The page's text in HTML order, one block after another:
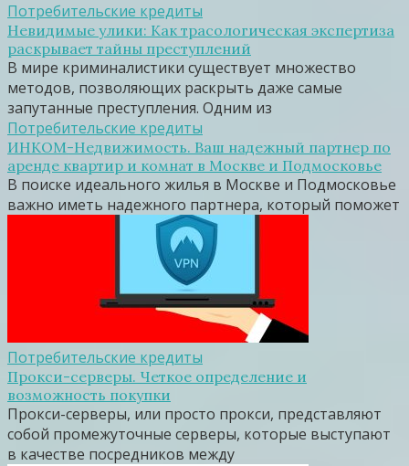
Потребительские кредиты
Невидимые улики: Как трасологическая экспертиза
раскрывает тайны преступлений
В мире криминалистики существует множество
методов, позволяющих раскрыть даже самые
запутанные преступления. Одним из
Потребительские кредиты
ИНКОМ-Недвижимость. Ваш надежный партнер по
аренде квартир и комнат в Москве и Подмосковье
В поиске идеального жилья в Москве и Подмосковье
важно иметь надежного партнера, который поможет
Потребительские кредиты
Прокси-серверы. Четкое определение и
возможность покупки
Прокси-серверы, или просто прокси, представляют
собой промежуточные серверы, которые выступают
в качестве посредников между